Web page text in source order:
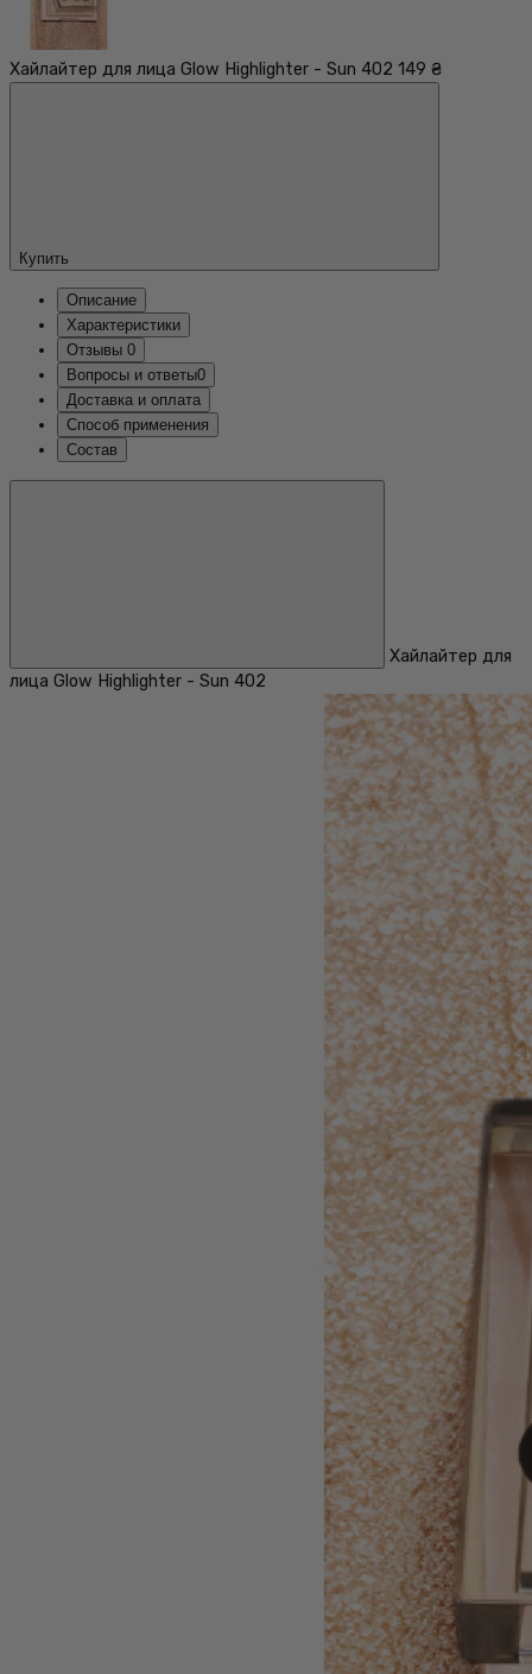
Хайлайтер для лица Glow Highlighter - Sun 402 149 ₴
Купить
Описание
Характеристики
Отзывы 0
Вопросы и ответы0
Доставка и оплата
Способ применения
Состав
Хайлайтер для
лица Glow Highlighter - Sun 402